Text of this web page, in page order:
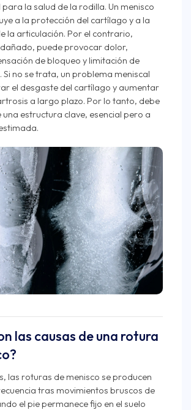
la salud de la rodilla. Un menisco
a la protección del cartílago y a la
la articulación. Por el contrario,
puede provocar dolor,
de bloqueo y limitación de
Si no se trata, un problema meniscal
el desgaste del cartílago y aumentar
a largo plazo. Por lo tanto, debe
estructura clave, esencial pero a
las causas de una rotura
las roturas de menisco se producen
tras movimientos bruscos de
el pie permanece fijo en el suelo